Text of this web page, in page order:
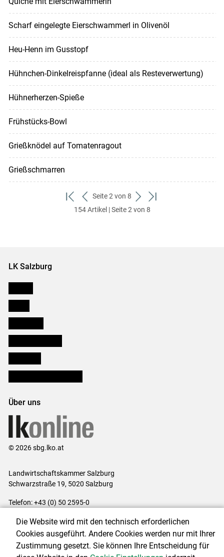
Scharf eingelegte Eierschwammerl in Olivenöl
Heu-Henn im Gusstopf
Hühnchen-Dinkelreispfanne (ideal als Resteverwertung)
Hühnerherzen-Spieße
Frühstücks-Bowl
Grießknödel auf Tomatenragout
Grießschmarren
zum
ersten
zurück
zum
Seite 2 von 8
weiter
zum
zum
154 Artikel | Seite 2 von 8
LK Salzburg
Über uns
© 2026 sbg.lko.at
Landwirtschaftskammer Salzburg
Schwarzstraße 19, 5020 Salzburg
Telefon: +43 (0) 50 2595-0
Impressum|Kontakt|Datenschutzerklärung|Barrierefreiheit|
Cookie-Einstellungen
Die Website wird mit den technisch erforderlichen
Cookies ausgeführt. Andere Cookies werden nur mit Ihrer
Zustimmung gesetzt. Sie können Ihre Entscheidung für